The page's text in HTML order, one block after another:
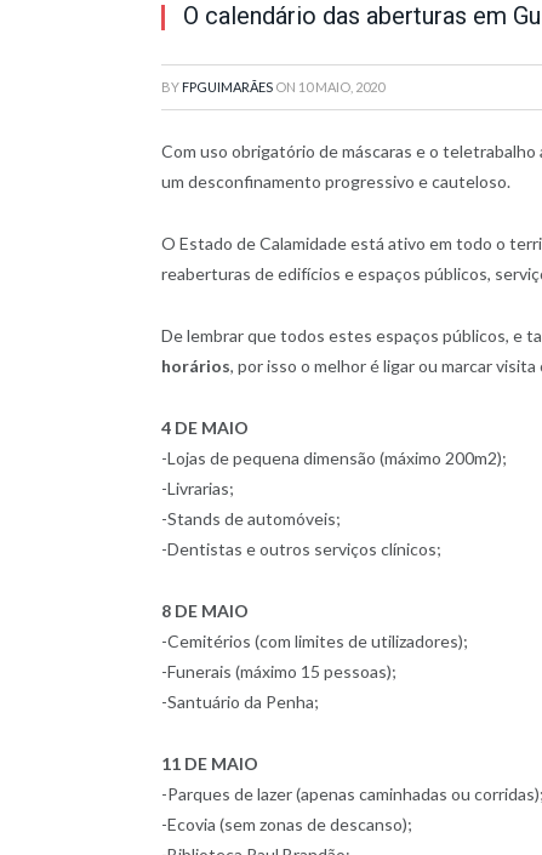
O calendário das aberturas em
BY FPGUIMARÃES ON 10 MAIO, 2020
Com uso obrigatório de máscaras e o
um desconfinamento progressivo e cauteloso.
O Estado de Calamidade está ativo em todo o
reaberturas de edifícios e espaços públicos,
De lembrar que todos estes espaços públicos, e
horários, por isso o melhor é ligar ou marcar
4 DE MAIO
-Lojas de pequena dimensão (máximo 200m2);
-Livrarias;
-Stands de automóveis;
-Dentistas e outros serviços clínicos;
8 DE MAIO
-Cemitérios (com limites de utilizadores);
-Funerais (máximo 15 pessoas);
-Santuário da Penha;
11 DE MAIO
-Parques de lazer (apenas caminhadas ou corridas);
-Ecovia (sem zonas de descanso);